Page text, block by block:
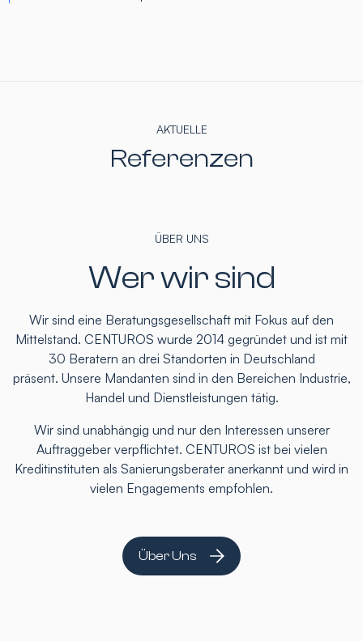
AKTUELLE
Referenzen
ÜBER UNS
Wer wir sind
Wir sind eine Beratungsgesellschaft mit Fokus auf den
Mittelstand. CENTUROS wurde 2014 gegründet und ist mit
30 Beratern an drei Standorten in Deutschland
präsent. Unsere Mandanten sind in den Bereichen Industrie,
Handel und Dienstleistungen tätig.
Wir sind unabhängig und nur den Interessen unserer
Auftraggeber verpflichtet. CENTUROS ist bei vielen
Kreditinstituten als Sanierungsberater anerkannt und wird in
vielen Engagements empfohlen.
Über Uns